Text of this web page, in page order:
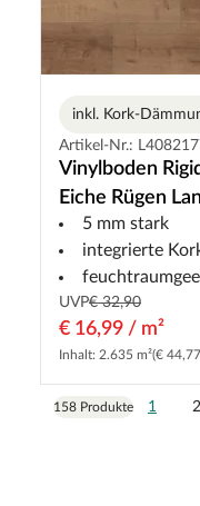
inkl. Kork-
Artikel-Nr.:
Vinylboden
Eiche Rügen
5 mm stark
integrierte
UVP€ 32,90
€ 16,99 / m²
Inhalt: 2.635 m²(€
158 Produkte 1 2